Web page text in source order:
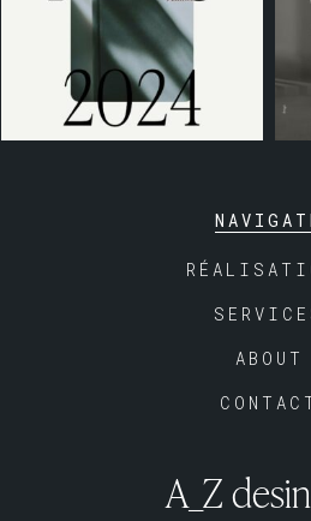
ABOUT
A_Z